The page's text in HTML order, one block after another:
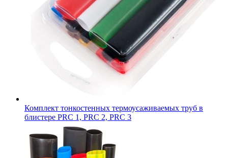
Комплект тонкостенных термоусаживаемых труб в
блистере PRC 1, PRC 2, PRC 3